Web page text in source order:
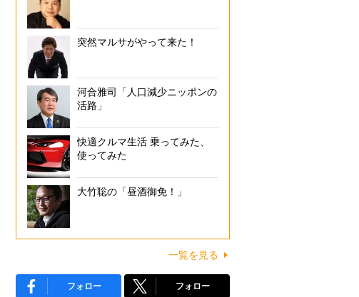
突然マルサがやって来た！
河合雅司「人口減少ニッポンの
活路」
快適クルマ生活 乗ってみた、
使ってみた
大竹聡の「昼酒御免！」
一覧を見る
フォロー フォロー